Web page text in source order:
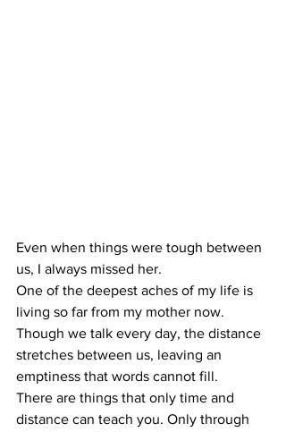
Even when things were tough between
us, I always missed her.
One of the deepest aches of my life is
living so far from my mother now.
Though we talk every day, the distance
stretches between us, leaving an
emptiness that words cannot fill.
There are things that only time and
distance can teach you. Only through